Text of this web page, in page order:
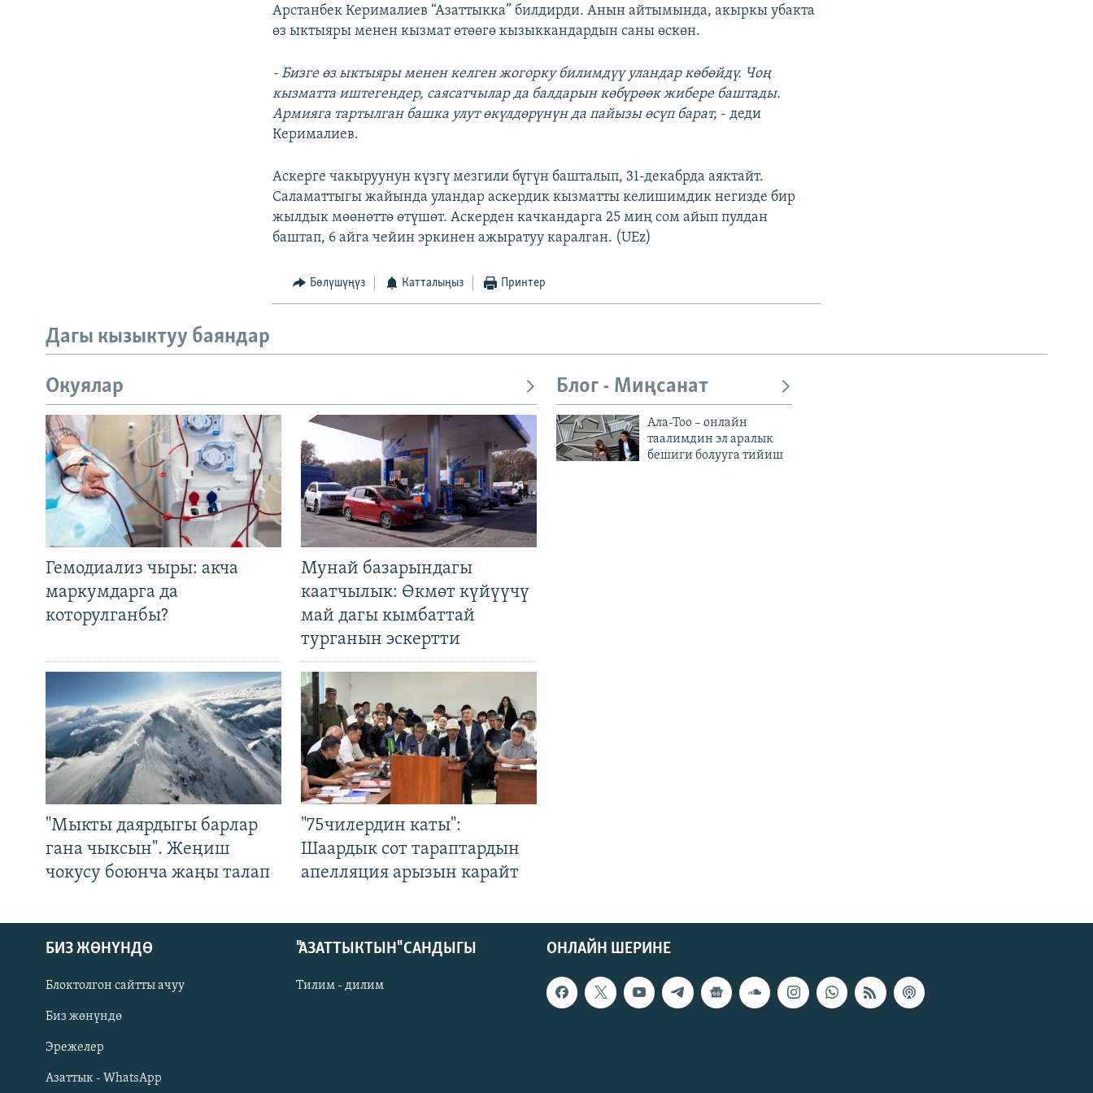
Русский
ОНЛАЙН ШЕРИНЕ
Арстанбек Керималиев “Азаттыкка” билдирди. Анын айтымында, акыркы убакта
өз ыктыяры менен кызмат өтөөгө кызыккандардын саны өскөн.
- Бизге өз ыктыяры менен келген жогорку билимдүү уландар көбөйдү. Чоң
кызматта иштегендер, саясатчылар да балдарын көбүрөөк жибере баштады.
Армияга тартылган башка улут өкүлдөрүнүн да пайызы өсүп барат, - деди
Керималиев.
Аскерге чакыруунун күзгү мезгили бүгүн башталып, 31-декабрда аяктайт.
Саламаттыгы жайында уландар аскердик кызматты келишимдик негизде бир
жылдык мөөнөттө өтүшөт. Аскерден качкандарга 25 миң сом айып пулдан
баштап, 6 айга чейин эркинен ажыратуу каралган. (UEz)
Бөлүшүңүз Катталыңыз Принтер
Дагы кызыктуу баяндар
Окуялар
Гемодиализ чыры: акча
маркумдарга да
которулганбы?
Мунай базарындагы
каатчылык: Өкмөт күйүүчү
май дагы кымбаттай
турганын эскертти
"Мыкты даярдыгы барлар
гана чыксын". Жеңиш
чокусу боюнча жаңы талап
"75чилердин каты":
Шаардык сот тараптардын
апелляция арызын карайт
Блог - Миңсанат
Ала-Тоо – онлайн
таалимдин эл аралык
бешиги болууга тийиш
ОНЛАЙН ШЕРИНЕ
БИЗ ЖӨНҮНДӨ
Блоктолгон сайтты ачуу
Биз жөнүндө
Эрежелер
Азаттык - WhatsApp
"АЗАТТЫКТЫН" САНДЫГЫ
Тилим - дилим